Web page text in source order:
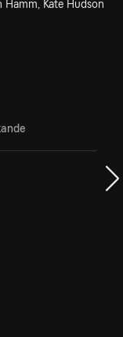
Hamm, Kate Hudson